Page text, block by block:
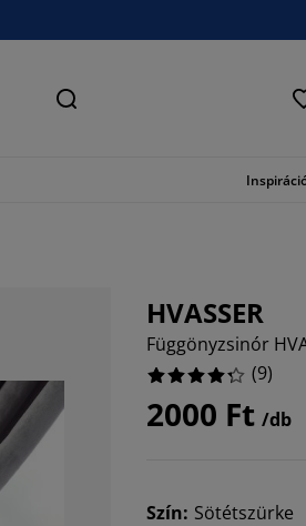
Keresés
HVASSER
Függönyzsinór
(9)
2000 Ft /db
Szín: Sötétszürke
66.66666666666666%
22.22222222222222%